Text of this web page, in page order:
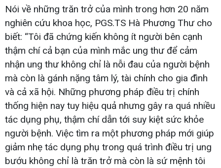
Nói về những trăn trở của mình trong hơn 20 năm
nghiên cứu khoa học, PGS.TS Hà Phương Thư cho
biết: “Tôi đã chứng kiến không ít người bên cạnh
thậm chí cả bạn của mình mắc ung thư để cảm
nhận ung thư không chỉ là nỗi đau của người bệnh
mà còn là gánh nặng tâm lý, tài chính cho gia đình
và cả xã hội. Những phương pháp điều trị chính
thống hiện nay tuy hiệu quả nhưng gây ra quá nhiều
tác dụng phụ, thậm chí dẫn tới suy kiệt sức khỏe
người bệnh. Việc tìm ra một phương pháp mới giúp
giảm nhẹ tác dụng phụ trong quá trình điều trị ung
bướu không chỉ là trăn trở mà còn là sứ mệnh tôi